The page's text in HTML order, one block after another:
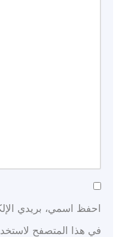
احفظ اسمي، بريدي
في هذا المتصفح